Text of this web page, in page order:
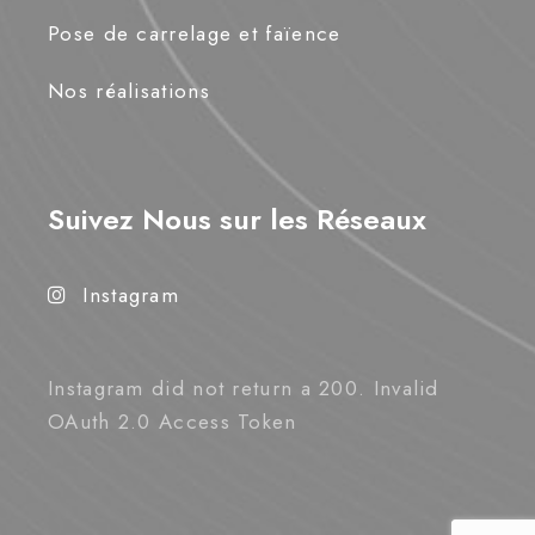
Pose de carrelage et faïence
Nos réalisations
Suivez Nous sur les Réseaux
Instagram
Instagram did not return a 200. Invalid
OAuth 2.0 Access Token